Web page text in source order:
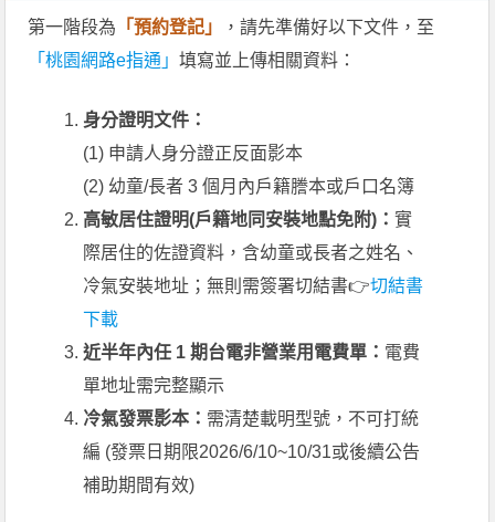
第一階段為 「預約登記」
，請先準備好以下文件，至
「桃園網路e指通」填寫並上傳相關資料：
身分證明文件：
(1) 申請人身分證正反面影本
(2) 幼童/長者 3 個月內戶籍謄本或戶口名簿
高敏居住證明(戶籍地同安裝地點免附)：實
際居住的佐證資料，含幼童或長者之姓名、
冷氣安裝地址；無則需簽署切結書👉切結書
下載
近半年內任 1 期台電非營業用電費單： 電費
單地址需完整顯示
冷氣發票影本： 需清楚載明型號，不可打統
編 (發票日期限2026/6/10~10/31或後續公告
補助期間有效)